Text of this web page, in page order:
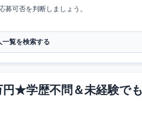
募可否を判断しましょう。
覧を検索する
円★学歴不問＆未経験で